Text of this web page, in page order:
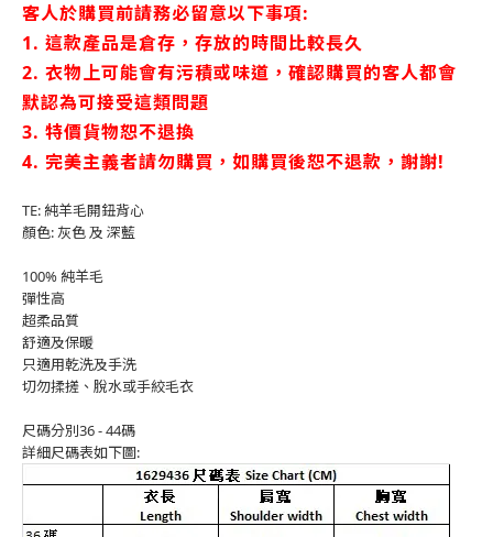
客人於購買前請務必留意以下事項:
1. 這款產品是倉存，存放的時間比較長久
2. 衣物上可能會有污積或味道，確認購買的客人都會
默認為可接受這類問題
3. 特價貨物恕不退換
4. 完美主義者請勿購買，如購買後恕不退款，謝謝!
TE: 純羊毛開鈕背心
顏色: 灰色 及 深藍
100% 純羊毛
彈性高
超柔品質
舒適及保暖
只適用乾洗及手洗
切勿揉搓、脫水或手絞毛衣
尺碼分別36 - 44碼
詳細尺碼表如下圖: